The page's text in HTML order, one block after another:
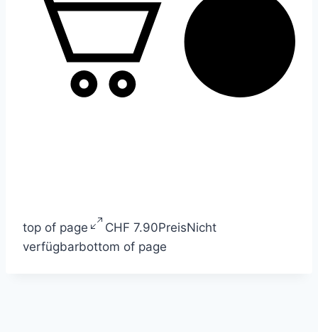
top of page CHF 7.90PreisNicht
verfügbarbottom of page